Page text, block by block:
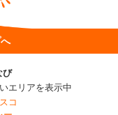
び
エリアを表示中
コ